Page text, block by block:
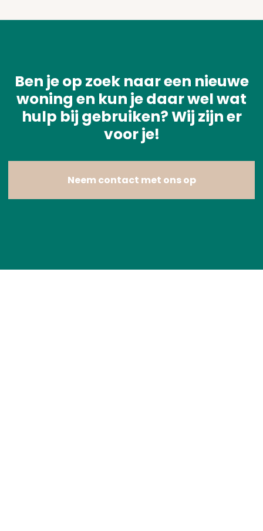
Ben je op zoek naar een nieuwe
woning en kun je daar wel wat
hulp bij gebruiken? Wij zijn er
voor je!
Neem contact met ons op